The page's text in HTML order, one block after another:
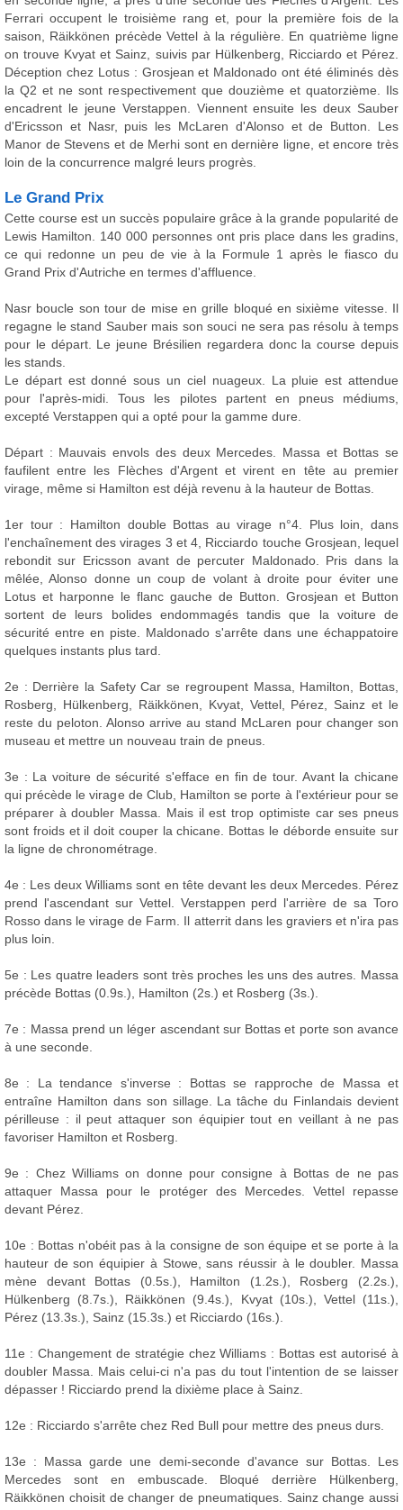
Ferrari occupent le troisième rang et, pour la première fois de la
saison, Räikkönen précède Vettel à la régulière. En quatrième ligne
on trouve Kvyat et Sainz, suivis par Hülkenberg, Ricciardo et Pérez.
Déception chez Lotus : Grosjean et Maldonado ont été éliminés dès
la Q2 et ne sont respectivement que douzième et quatorzième. Ils
encadrent le jeune Verstappen. Viennent ensuite les deux Sauber
d'Ericsson et Nasr, puis les McLaren d'Alonso et de Button. Les
Manor de Stevens et de Merhi sont en dernière ligne, et encore très
loin de la concurrence malgré leurs progrès.
Le Grand Prix
Cette course est un succès populaire grâce à la grande popularité de
Lewis Hamilton. 140 000 personnes ont pris place dans les gradins,
ce qui redonne un peu de vie à la Formule 1 après le fiasco du
Grand Prix d'Autriche en termes d'affluence.
Nasr boucle son tour de mise en grille bloqué en sixième vitesse. Il
regagne le stand Sauber mais son souci ne sera pas résolu à temps
pour le départ. Le jeune Brésilien regardera donc la course depuis
les stands.
Le départ est donné sous un ciel nuageux. La pluie est attendue
pour l'après-midi. Tous les pilotes partent en pneus médiums,
excepté Verstappen qui a opté pour la gamme dure.
Départ : Mauvais envols des deux Mercedes. Massa et Bottas se
faufilent entre les Flèches d'Argent et virent en tête au premier
virage, même si Hamilton est déjà revenu à la hauteur de Bottas.
1er tour : Hamilton double Bottas au virage n°4. Plus loin, dans
l'enchaînement des virages 3 et 4, Ricciardo touche Grosjean, lequel
rebondit sur Ericsson avant de percuter Maldonado. Pris dans la
mêlée, Alonso donne un coup de volant à droite pour éviter une
Lotus et harponne le flanc gauche de Button. Grosjean et Button
sortent de leurs bolides endommagés tandis que la voiture de
sécurité entre en piste. Maldonado s'arrête dans une échappatoire
quelques instants plus tard.
2e : Derrière la Safety Car se regroupent Massa, Hamilton, Bottas,
Rosberg, Hülkenberg, Räikkönen, Kvyat, Vettel, Pérez, Sainz et le
reste du peloton. Alonso arrive au stand McLaren pour changer son
museau et mettre un nouveau train de pneus.
3e : La voiture de sécurité s'efface en fin de tour. Avant la chicane
qui précède le virage de Club, Hamilton se porte à l'extérieur pour se
préparer à doubler Massa. Mais il est trop optimiste car ses pneus
sont froids et il doit couper la chicane. Bottas le déborde ensuite sur
la ligne de chronométrage.
4e : Les deux Williams sont en tête devant les deux Mercedes. Pérez
prend l'ascendant sur Vettel. Verstappen perd l'arrière de sa Toro
Rosso dans le virage de Farm. Il atterrit dans les graviers et n'ira pas
plus loin.
5e : Les quatre leaders sont très proches les uns des autres. Massa
précède Bottas (0.9s.), Hamilton (2s.) et Rosberg (3s.).
7e : Massa prend un léger ascendant sur Bottas et porte son avance
à une seconde.
8e : La tendance s'inverse : Bottas se rapproche de Massa et
entraîne Hamilton dans son sillage. La tâche du Finlandais devient
périlleuse : il peut attaquer son équipier tout en veillant à ne pas
favoriser Hamilton et Rosberg.
9e : Chez Williams on donne pour consigne à Bottas de ne pas
attaquer Massa pour le protéger des Mercedes. Vettel repasse
devant Pérez.
10e : Bottas n'obéit pas à la consigne de son équipe et se porte à la
hauteur de son équipier à Stowe, sans réussir à le doubler. Massa
mène devant Bottas (0.5s.), Hamilton (1.2s.), Rosberg (2.2s.),
Hülkenberg (8.7s.), Räikkönen (9.4s.), Kvyat (10s.), Vettel (11s.),
Pérez (13.3s.), Sainz (15.3s.) et Ricciardo (16s.).
11e : Changement de stratégie chez Williams : Bottas est autorisé à
doubler Massa. Mais celui-ci n'a pas du tout l'intention de se laisser
dépasser ! Ricciardo prend la dixième place à Sainz.
12e : Ricciardo s'arrête chez Red Bull pour mettre des pneus durs.
13e : Massa garde une demi-seconde d'avance sur Bottas. Les
Mercedes sont en embuscade. Bloqué derrière Hülkenberg,
Räikkönen choisit de changer de pneumatiques. Sainz change aussi